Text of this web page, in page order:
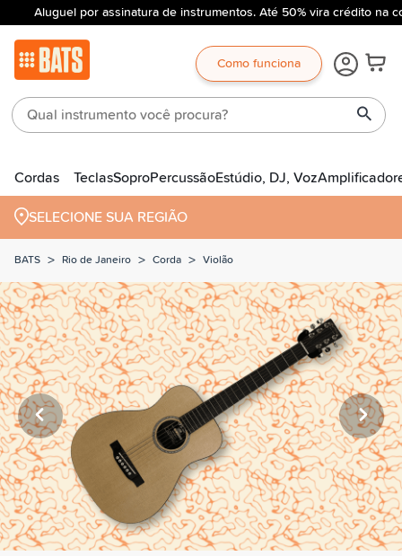
Aluguel por assinatura de instrumentos. Até 50% vira crédito na
Como funciona
Cordas TeclasSoproPercussãoEstúdio, DJ, Voz
SELECIONE SUA REGIÃO
BATS > Rio de Janeiro > Corda > Violão